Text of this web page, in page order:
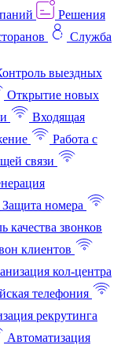
Решения
Служба
выездных
Открытие новых
Входящая
Работа с
связи
Защита номера
качества звонков
клиентов
кол-центра
телефония
рекрутинга
Автоматизация